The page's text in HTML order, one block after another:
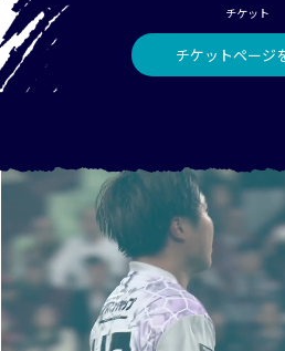
チケット
チケットページ